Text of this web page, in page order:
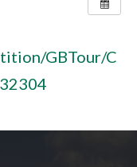
GBTour/C